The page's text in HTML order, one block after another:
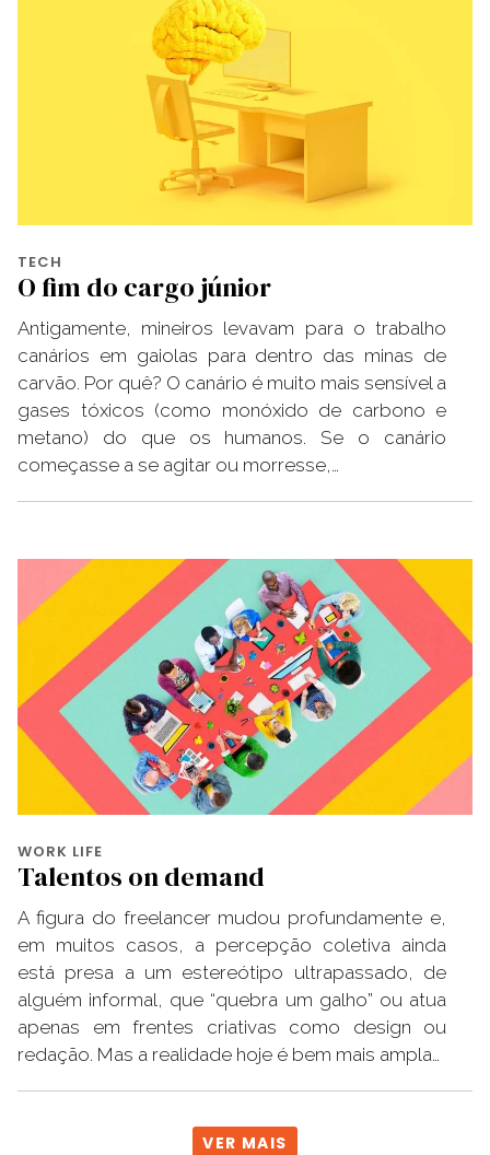
TECH
O fim do cargo júnior
Antigamente, mineiros levavam para o trabalho
canários em gaiolas para dentro das minas de
carvão. Por quê? O canário é muito mais sensível a
gases tóxicos (como monóxido de carbono e
metano) do que os humanos. Se o canário
começasse a se agitar ou morresse,…
WORK LIFE
Talentos on demand
A figura do freelancer mudou profundamente e,
em muitos casos, a percepção coletiva ainda
está presa a um estereótipo ultrapassado, de
alguém informal, que “quebra um galho” ou atua
apenas em frentes criativas como design ou
redação. Mas a realidade hoje é bem mais ampla…
VER MAIS